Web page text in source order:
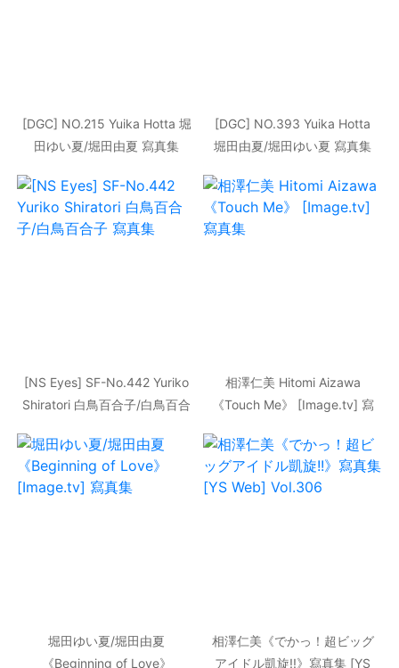
[DGC] NO.215 Yuika Hotta 堀
田ゆい夏/堀田由夏 寫真集
[DGC] NO.393 Yuika Hotta
堀田由夏/堀田ゆい夏 寫真集
[NS Eyes] SF-No.442 Yuriko
Shiratori 白鳥百合子/白鳥百合
相澤仁美 Hitomi Aizawa
《Touch Me》 [Image.tv] 寫
堀田ゆい夏/堀田由夏
《Beginning of Love》
相澤仁美《でかっ！超ビッグ
アイドル凱旋!!》寫真集 [YS